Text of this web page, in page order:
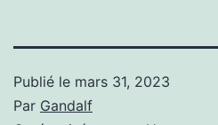
Publié le mars 31, 2023
Par Gandalf